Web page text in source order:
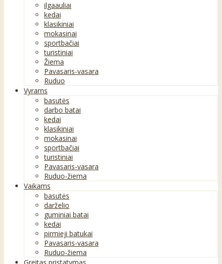
ilgaauliai
kedai
klasikiniai
mokasinai
sportbačiai
turistiniai
Žiema
Pavasaris-vasara
Ruduo
Vyrams
basutės
darbo batai
kedai
klasikiniai
mokasinai
sportbačiai
turistiniai
Pavasaris-vasara
Ruduo-žiema
Vaikams
basutės
darželio
guminiai batai
kedai
pirmieji batukai
Pavasaris-vasara
Ruduo-žiema